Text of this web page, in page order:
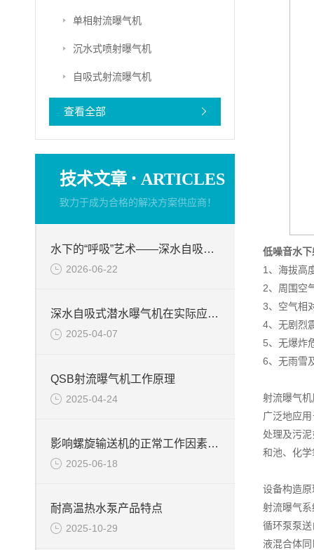
单相射流曝气机
沉水式喷射曝气机
自吸式射流曝气机
查看全部
技术文章 · ARTICLES
致力于成为合格的解决方案供应商！
水下的“呼吸”艺术——深水自吸式潜水曝气机的技术原理与核心优势
2026-06-22
深水自吸式潜水曝气机在实际应用场景中的性能优势
2025-04-07
QSB射流曝气机工作原理
2025-04-24
影响螺旋输送机的正常工作因素分析
2025-06-18
耐高温热水泵产品特点
2025-10-29
低噪音水
1、海拔高
2、周围空
3、空气相
4、无剧烈
5、无爆炸
6、无雨雪
射流曝气机
广泛地应
处理及污
和池、化
设备构造原
射流曝气
循环泵泵
液混合体